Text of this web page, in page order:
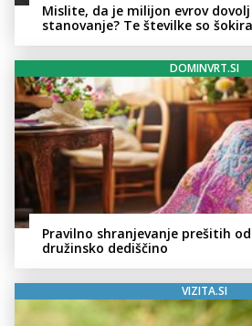
Mislite, da je milijon evrov
stanovanje? Te številke so
DOMINVRT.SI
Pravilno shranjevanje prešitih
družinsko dediščino
VIZITA.SI